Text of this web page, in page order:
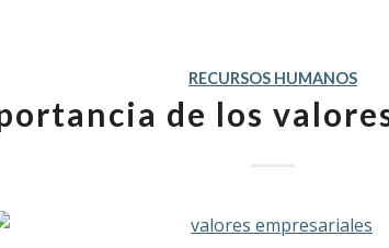
RECURSOS HUMANOS
de los